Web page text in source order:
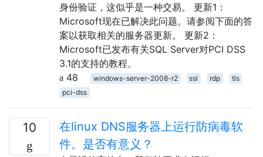
身份验证，这似乎是一种交易。 更新1：
Microsoft现在已解决此问题。请参阅下面的答
案以获取相关的服务器更新。 更新2：
Microsoft已发布有关SQL Server对PCI DSS
3.1的支持的教程。
48
windows-server-2008-r2 ssl rdp
tls
pci-dss
10
在linux DNS服务器上运行防病毒软
件。是否有意义？